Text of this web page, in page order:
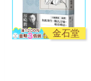
金石堂